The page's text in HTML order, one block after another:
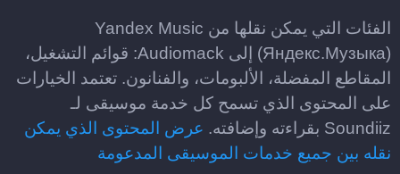
الفئات التي يمكن نقلها من Yandex Music
(Яндекс.Музыка) إلى Audiomack: قوائم التشغيل،
المقاطع المفضلة، الألبومات، والفنانون. تعتمد الخيارات
على المحتوى الذي تسمح كل خدمة موسيقى لـ
Soundiiz بقراءته وإضافته.
عرض المحتوى الذي يمكن
نقله بين جميع خدمات الموسيقى المدعومة